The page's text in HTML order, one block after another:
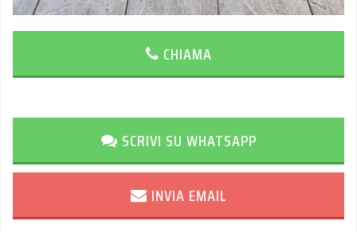
CHIAMA
SCRIVI SU WHATSAPP
INVIA EMAIL